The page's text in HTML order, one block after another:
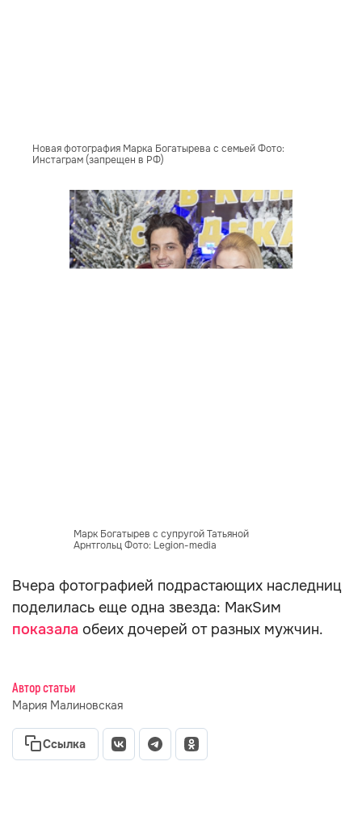
Новая фотография Марка Богатырева с семьей Фото:
Инстаграм (запрещен в РФ)
Марк Богатырев с супругой Татьяной
Арнтгольц Фото: Legion-media
Вчера фотографией подрастающих наследниц
поделилась еще одна звезда: МакSим
показала обеих дочерей от разных мужчин.
Автор статьи
Мария Малиновская
Ссылка